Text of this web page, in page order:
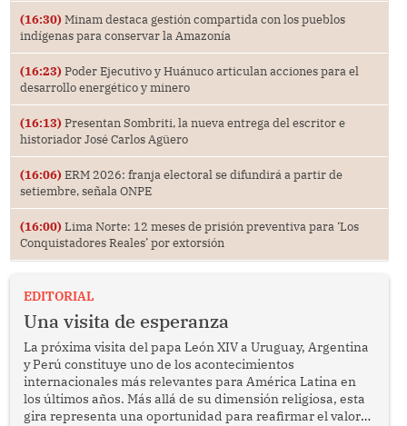
(16:30) Minam destaca gestión compartida con los pueblos
indígenas para conservar la Amazonía
(16:23) Poder Ejecutivo y Huánuco articulan acciones para el
desarrollo energético y minero
(16:13) Presentan Sombriti, la nueva entrega del escritor e
historiador José Carlos Agüero
(16:06) ERM 2026: franja electoral se difundirá a partir de
setiembre, señala ONPE
(16:00) Lima Norte: 12 meses de prisión preventiva para ‘Los
Conquistadores Reales’ por extorsión
EDITORIAL
Una visita de esperanza
La próxima visita del papa León XIV a Uruguay, Argentina
y Perú constituye uno de los acontecimientos
internacionales más relevantes para América Latina en
los últimos años. Más allá de su dimensión religiosa, esta
gira representa una oportunidad para reafirmar el valor